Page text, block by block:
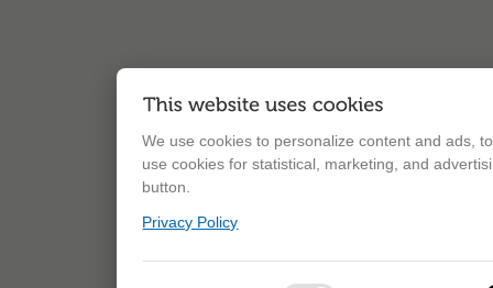
We use cookies to personalize content and ads,
use cookies for statistical, marketing, and
button.
Privacy Policy